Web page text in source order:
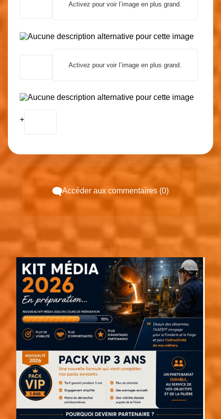
Activez pour voir l’image en plus grand.
Activez pour voir l’image en plus grand.
+
Accéder aux commentaires (0)
Espace pub